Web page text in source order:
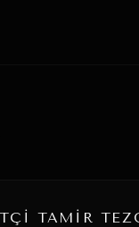
TAMIR